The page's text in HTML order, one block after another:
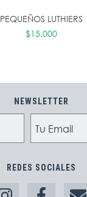
PEQUEÑOS LUTHIERS
$15.000
NEWSLETTER
REDES SOCIALES